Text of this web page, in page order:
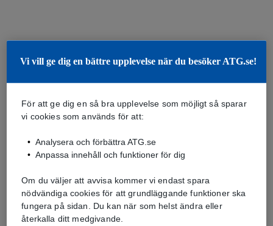
Vi vill ge dig en bättre upplevelse när du besöker ATG.se!
För att ge dig en så bra upplevelse som möjligt så sparar
vi cookies som används för att:
Analysera och förbättra ATG.se
Anpassa innehåll och funktioner för dig
Om du väljer att avvisa kommer vi endast spara
nödvändiga cookies för att grundläggande funktioner ska
fungera på sidan. Du kan när som helst ändra eller
återkalla ditt medgivande.